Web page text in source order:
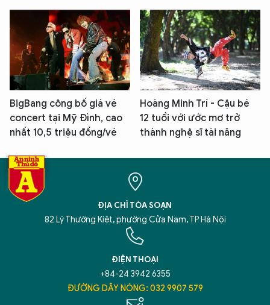
BigBang công bố giá vé
concert tại Mỹ Đình, cao
nhất 10,5 triệu đồng/vé
Hoàng Minh Trí - Cậu bé
12 tuổi với ước mơ trở
thành nghệ sĩ tài năng
ĐỊA CHỈ TÒA SOẠN
82 Lý Thường Kiệt, phường Cửa Nam, TP Hà Nội
ĐIỆN THOẠI
+84-24 3942 6355
ĐƯỜNG DÂY NÓNG: 032 9907 579